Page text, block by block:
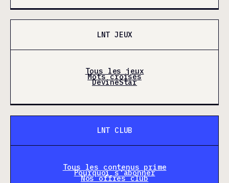
LNT JEUX
Tous les jeux
Mots croisés
DevineStar
LNT CLUB
Tous les contenus prime
Pourquoi s'abonner
Nos offres club